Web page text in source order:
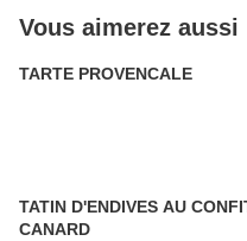
Vous aimerez aussi
TARTE PROVENCALE
TATIN D'ENDIVES AU
CANARD